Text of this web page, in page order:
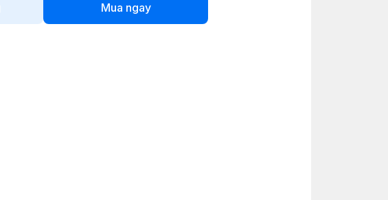
Mua ngay